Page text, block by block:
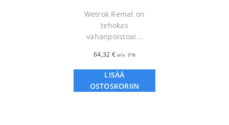
Wetrok Remat on
tehokas
vahanpoistoai...
64,32 € alv. 0%
LISÄÄ
OSTOSKORIIN